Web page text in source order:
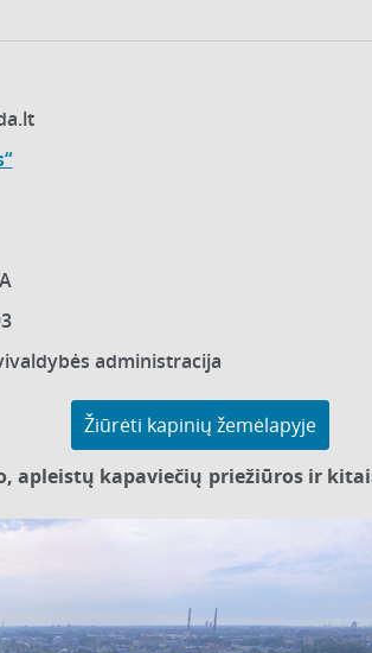
administracija
Žiūrėti kapinių žemėlapyje
kapaviečių priežiūros ir